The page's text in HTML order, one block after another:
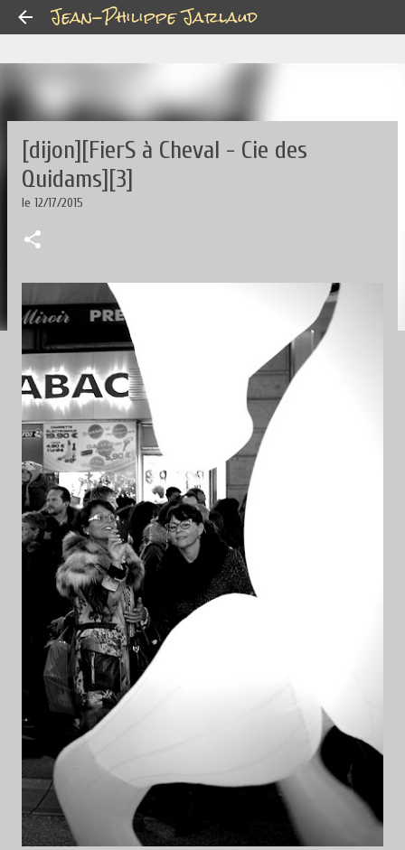
Accéder au contenu principal
Jean-Philippe Jarlaud
[dijon][FierS à Cheval - Cie des
Quidams][3]
le 12/17/2015